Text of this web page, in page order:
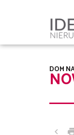
DOM